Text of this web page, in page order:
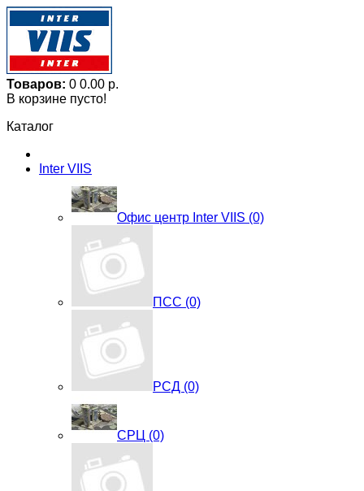
Товаров: 0 0.00 р.
В корзине пусто!
Каталог
Inter VIIS
Офис центр Inter VIIS (0)
ПСС (0)
РСД (0)
СРЦ (0)